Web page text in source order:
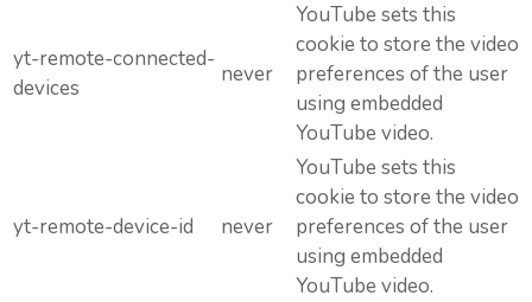
yt-remote-connected-
devices
never
YouTube sets this
cookie to store the video
preferences of the user
using embedded
YouTube video.
yt-remote-device-id never
YouTube sets this
cookie to store the video
preferences of the user
using embedded
YouTube video.